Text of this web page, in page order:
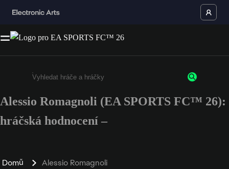
Enter a minimum of 3 characters or numbers
Alessio Romagnoli (EA SPORTS FC™ 26):
hráčská hodnocení –
Domů Alessio Romagnoli